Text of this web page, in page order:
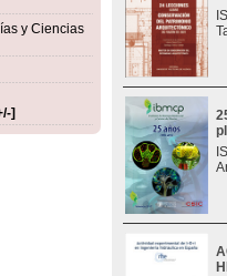
y Ciencias
]